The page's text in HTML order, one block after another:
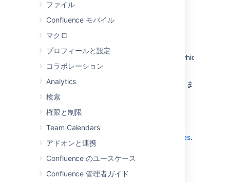
ファイル
Confluence モバイル
マクロ
プロフィールと設定
コラボレーション
Analytics
検索
権限と制限
Team Calendars
アドオンと連携
Confluence のユースケース
Confluence 管理者ガイド
リース ノート
2015 年 6 月 02 日
The Atlassian Confluence team is pleased to
announce the release of
, which is
a bug-fix release.
修正の完全な一覧は、このページの下部にありま
す。
Confluence 5.7 をお持ちではありませんか?
Take a look at the new features and other
Confluence 5.7 Release Notes.